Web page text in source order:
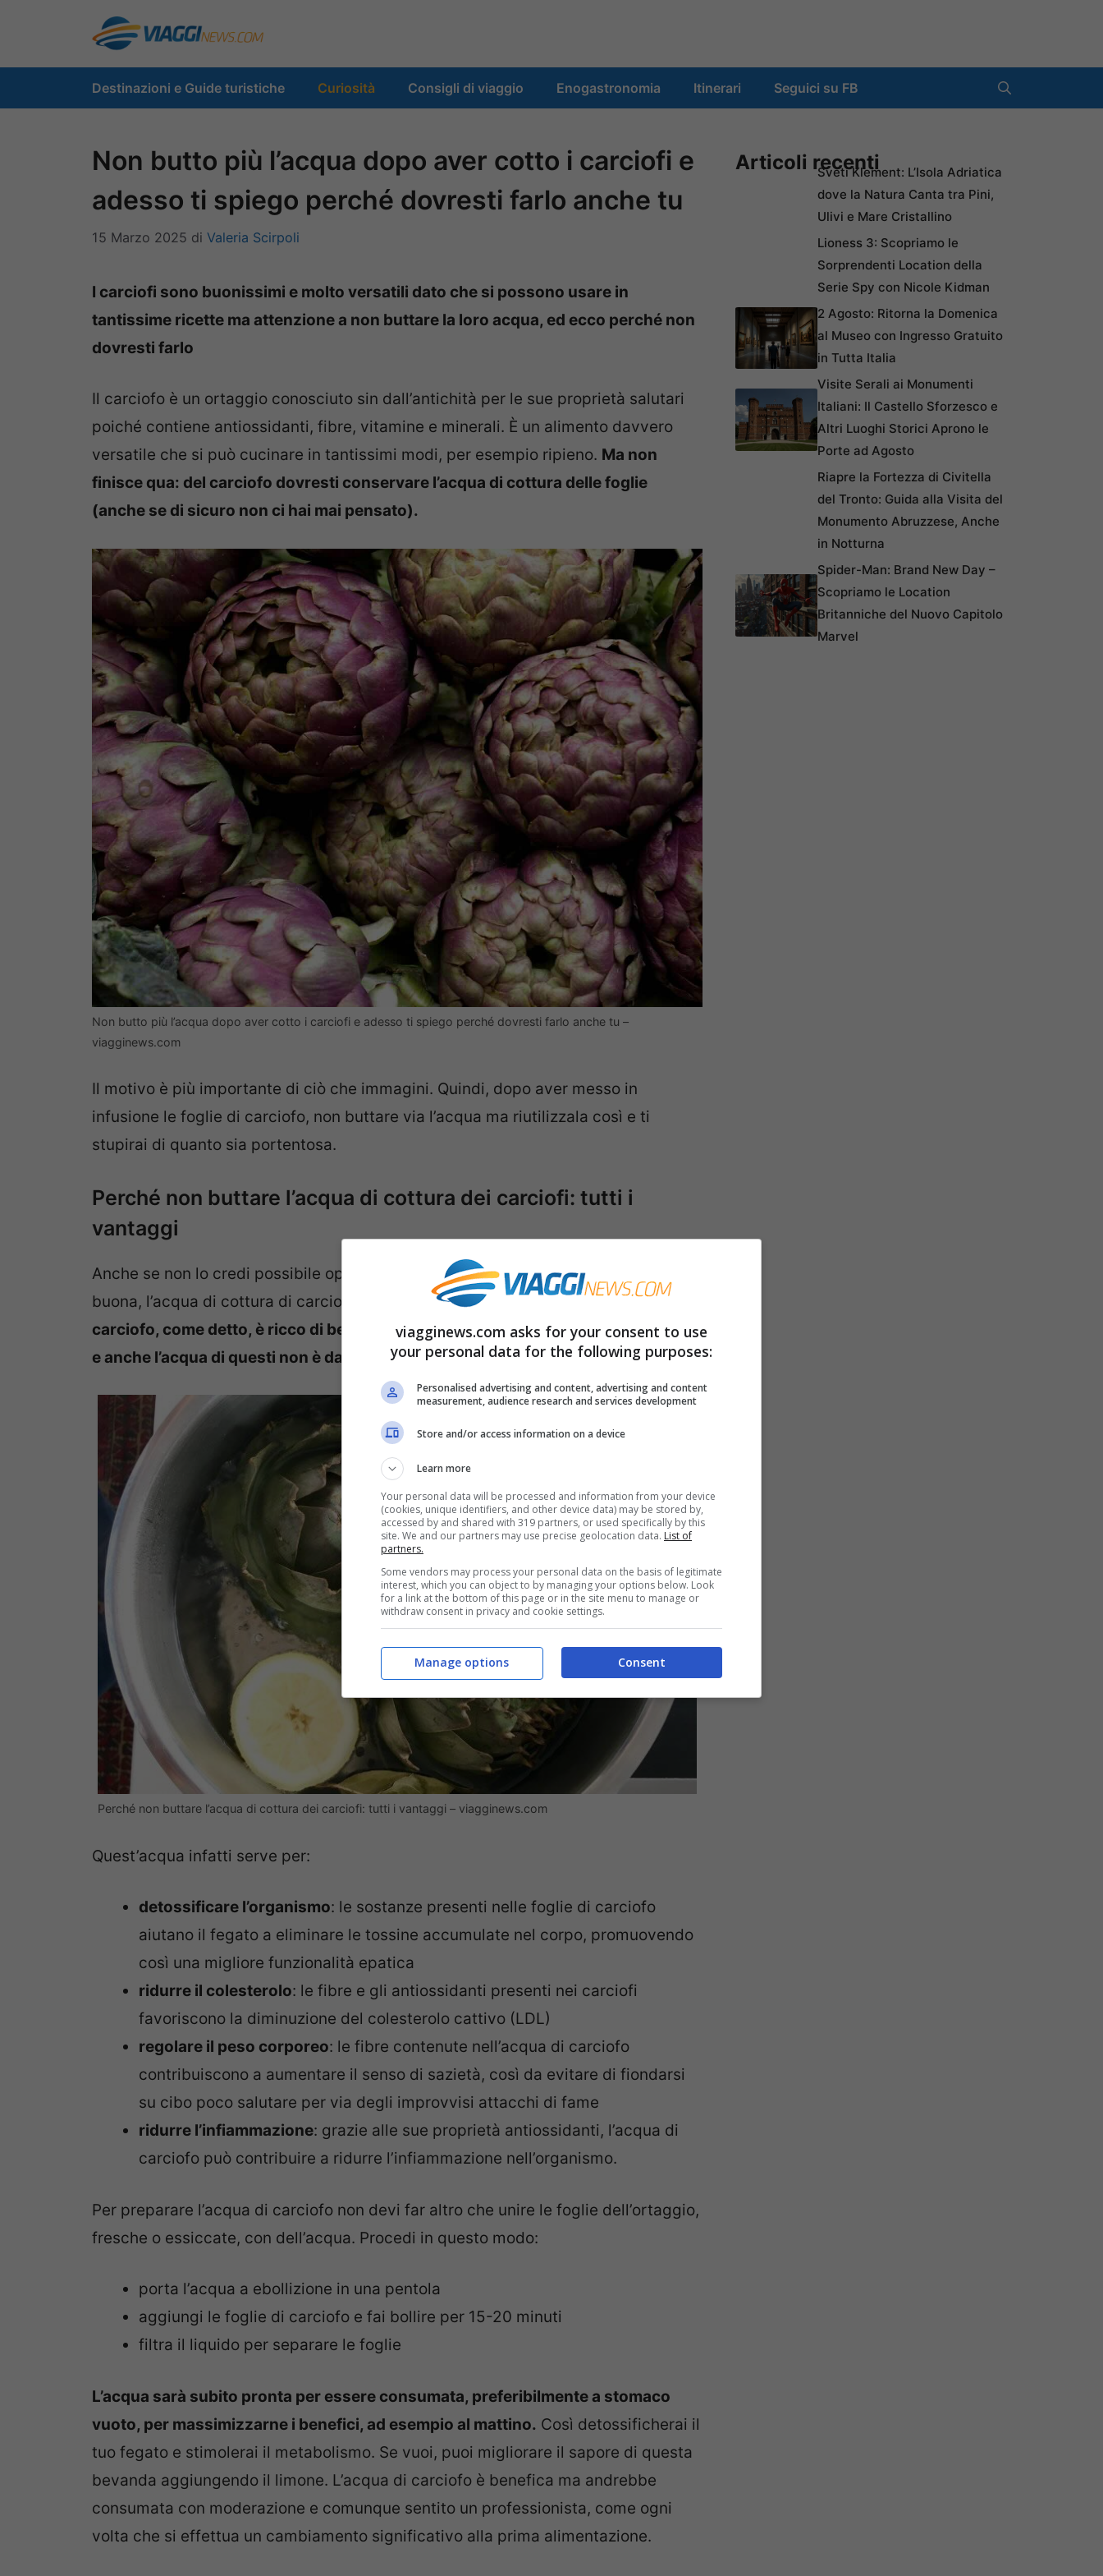
contenuto
Destinazioni e Guide turistiche Curiosità Consigli di viaggio Enogastronomia Itinerari Seguici su FB
Non butto più l’acqua dopo aver cotto i carciofi e
adesso ti spiego perché dovresti farlo anche tu
15 Marzo 2025 di Valeria Scirpoli
I carciofi sono buonissimi e molto versatili dato che si possono usare in
tantissime ricette ma attenzione a non buttare la loro acqua, ed ecco perché non
dovresti farlo
Il carciofo è un ortaggio conosciuto sin dall’antichità per le sue proprietà salutari
poiché contiene antiossidanti, fibre, vitamine e minerali. È un alimento davvero
versatile che si può cucinare in tantissimi modi, per esempio ripieno. Ma non
finisce qua: del carciofo dovresti conservare l’acqua di cottura delle foglie
(anche se di sicuro non ci hai mai pensato).
Non butto più l’acqua dopo aver cotto i carciofi e adesso ti spiego perché dovresti farlo anche tu –
viagginews.com
Il motivo è più importante di ciò che immagini. Quindi, dopo aver messo in
infusione le foglie di carciofo, non buttare via l’acqua ma riutilizzala così e ti
stupirai di quanto sia portentosa.
Perché non buttare l’acqua di cottura dei carciofi: tutti i
vantaggi
Anche se non lo credi possibile oppure storci il naso pensando che sia davvero
buona, l’acqua di cottura di carciofi è un elisir di cui non dovresti privarti.Infatti il
carciofo, come detto, è ricco di benefici e proprietà riconosciute sin dall’antichità,
e anche l’acqua di questi non è da meno.
Perché non buttare l’acqua di cottura dei carciofi: tutti i vantaggi – viagginews.com
Quest’acqua infatti serve per:
detossificare l’organismo: le sostanze presenti nelle foglie di carciofo
aiutano il fegato a eliminare le tossine accumulate nel corpo, promuovendo
così una migliore funzionalità epatica
ridurre il colesterolo: le fibre e gli antiossidanti presenti nei carciofi
favoriscono la diminuzione del colesterolo cattivo (LDL)
regolare il peso corporeo: le fibre contenute nell’acqua di carciofo
contribuiscono a aumentare il senso di sazietà, così da evitare di fiondarsi
su cibo poco salutare per via degli improvvisi attacchi di fame
ridurre l’infiammazione: grazie alle sue proprietà antiossidanti, l’acqua di
carciofo può contribuire a ridurre l’infiammazione nell’organismo.
Per preparare l’acqua di carciofo non devi far altro che unire le foglie dell’ortaggio,
fresche o essiccate, con dell’acqua. Procedi in questo modo:
porta l’acqua a ebollizione in una pentola
aggiungi le foglie di carciofo e fai bollire per 15-20 minuti
filtra il liquido per separare le foglie
L’acqua sarà subito pronta per essere consumata, preferibilmente a stomaco
vuoto, per massimizzarne i benefici, ad esempio al mattino. Così detossificherai il
tuo fegato e stimolerai il metabolismo. Se vuoi, puoi migliorare il sapore di questa
bevanda aggiungendo il limone. L’acqua di carciofo è benefica ma andrebbe
consumata con moderazione e comunque sentito un professionista, come ogni
volta che si effettua un cambiamento significativo alla prima alimentazione.
Articoli recentiSveti Klement: L’Isola Adriatica
dove la Natura Canta tra Pini,
Ulivi e Mare Cristallino
Lioness 3: Scopriamo le
Sorprendenti Location della
Serie Spy con Nicole Kidman
2 Agosto: Ritorna la Domenica
al Museo con Ingresso Gratuito
in Tutta Italia
Visite Serali ai Monumenti
Italiani: Il Castello Sforzesco e
Altri Luoghi Storici Aprono le
Porte ad Agosto
Riapre la Fortezza di Civitella
del Tronto: Guida alla Visita del
Monumento Abruzzese, Anche
in Notturna
Spider-Man: Brand New Day –
Scopriamo le Location
Britanniche del Nuovo Capitolo
Marvel
viagginews.com asks for your consent to use
your personal data for the following purposes:
Personalised advertising and content, advertising and content
measurement, audience research and services development
Store and/or access information on a device
Learn more
Your personal data will be processed and information from your device
(cookies, unique identifiers, and other device data) may be stored by,
accessed by and shared with 319 partners, or used specifically by this
site. We and our partners may use precise geolocation data. List of
partners.
Some vendors may process your personal data on the basis of legitimate
interest, which you can object to by managing your options below. Look
for a link at the bottom of this page or in the site menu to manage or
withdraw consent in privacy and cookie settings.
Consent
Manage options